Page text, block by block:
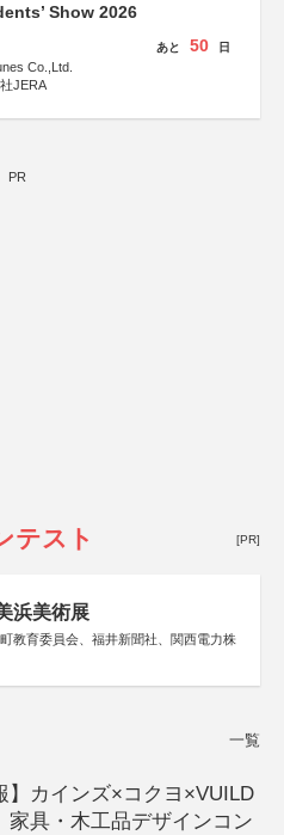
Show 2026
Co.,Ltd.
JERA
あと 50 日
PR
テスト [PR]
浜美術展
教育委員会、福井新聞社、関西電力株
一覧
】カインズ×コクヨ×VUILD
家具・木工品デザインコン